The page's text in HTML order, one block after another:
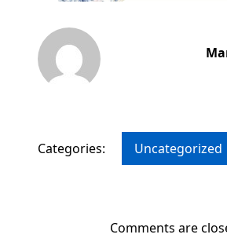
Categories: Uncategorized
Comments are